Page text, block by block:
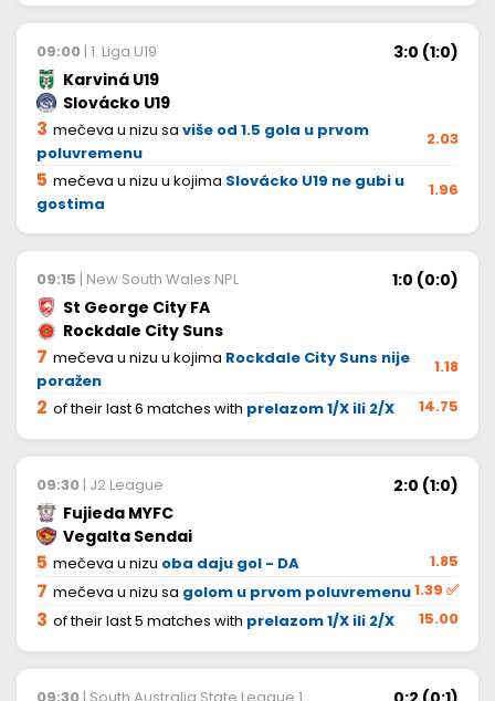
09:00 | 1. Liga U19
3:0 (1:0)
Karviná U19
Slovácko U19
3 mečeva u nizu sa više od 1.5 gola u prvom
poluvremenu
2.03
5 mečeva u nizu u kojima Slovácko U19 ne gubi u
gostima
1.96
09:15 | New South Wales NPL
1:0 (0:0)
St George City FA
Rockdale City Suns
7 mečeva u nizu u kojima Rockdale City Suns nije
poražen
1.18
2 of their last 6 matches with prelazom 1/X ili 2/X 14.75
09:30 | J2 League
2:0 (1:0)
Fujieda MYFC
Vegalta Sendai
5 mečeva u nizu oba daju gol - DA 1.85
7 mečeva u nizu sa golom u prvom poluvremenu1.39 ✅
3 of their last 5 matches with prelazom 1/X ili 2/X 15.00